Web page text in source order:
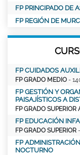
FP PRINCIPADO DE
FP REGIÓN DE
FP CUIDADOS
FP GRADO MEDIO -
FP GESTIÓN Y
PAISAJÍSTICOS A
FP GRADO SUPERIOR
FP EDUCACIÓN
FP GRADO SUPERIOR
FP
NOCTURNO